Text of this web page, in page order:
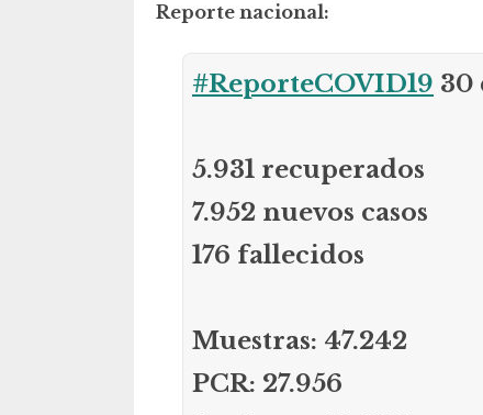
Reporte nacional:
#ReporteCOVID19 30
5.931 recuperados
7.952 nuevos casos
176 fallecidos
Muestras: 47.242
PCR: 27.956